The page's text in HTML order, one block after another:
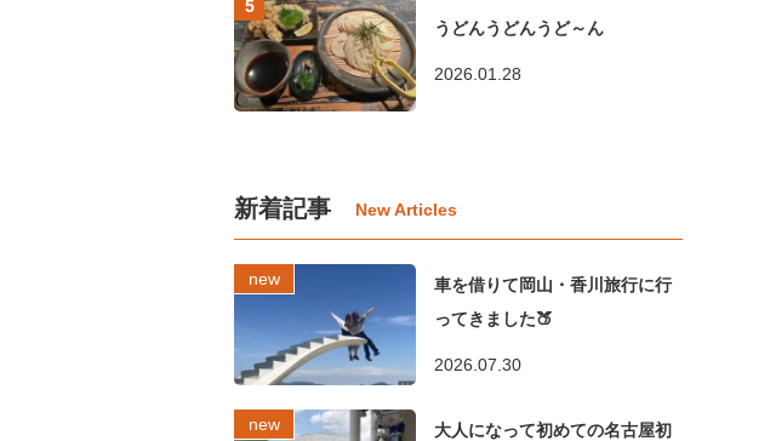
うどんうどんうど～ん
2026.01.28
新着記事
車を借りて岡山・香川旅行に行
ってきました🍑
2026.07.30
大人になって初めての名古屋初